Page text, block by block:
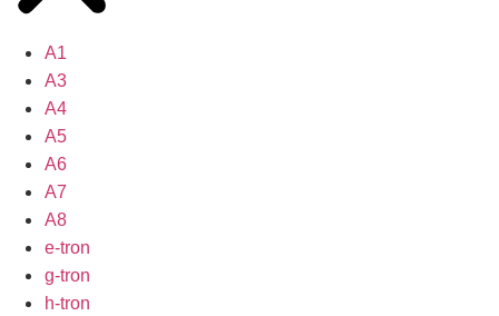
A1
A3
A4
A5
A6
A7
A8
e-tron
g-tron
h-tron